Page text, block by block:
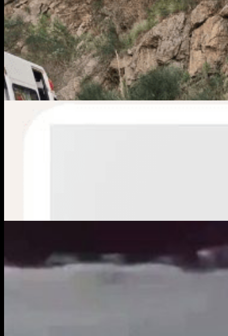
Policiales Segunda Linea
Inseguridad en Bahía Blanca: Entraron a
Lo que te perdiste Policiales
Baleado en Noroeste: organizaciones